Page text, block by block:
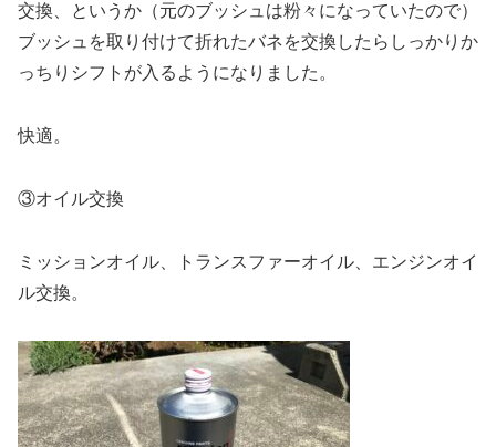
交換、というか（元のブッシュは粉々になっていたので）
ブッシュを取り付けて折れたバネを交換したらしっかりか
っちりシフトが入るようになりました。
快適。
③オイル交換
ミッションオイル、トランスファーオイル、エンジンオイ
ル交換。